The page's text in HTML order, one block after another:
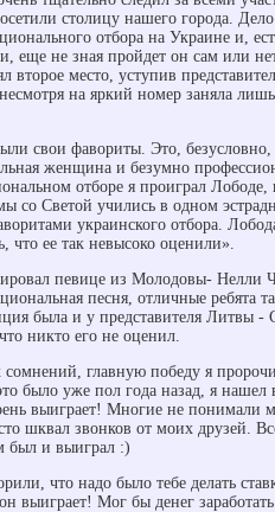
столицу нашего города.
отбора на Украине и,
еще не зная пройдет он сам или
второе место, уступив
на яркий номер заняла
свои фавориты. Это, безусловно,
женщина и безумно
отборе я проиграл
со Светой учились в одном
украинского отбора.
что ее так невысоко оценили».
певице из Молодовы- Нелли
песня, отличные ребята
была и у представителя Литвы
никто его не оценил.
сомнений, главную победу я
было уже пол года назад, я
выиграет! Многие не понимали
шквал звонков от моих друзей.
был и выиграл :)
что надо было тебе делать
выиграет! Мог бы денег